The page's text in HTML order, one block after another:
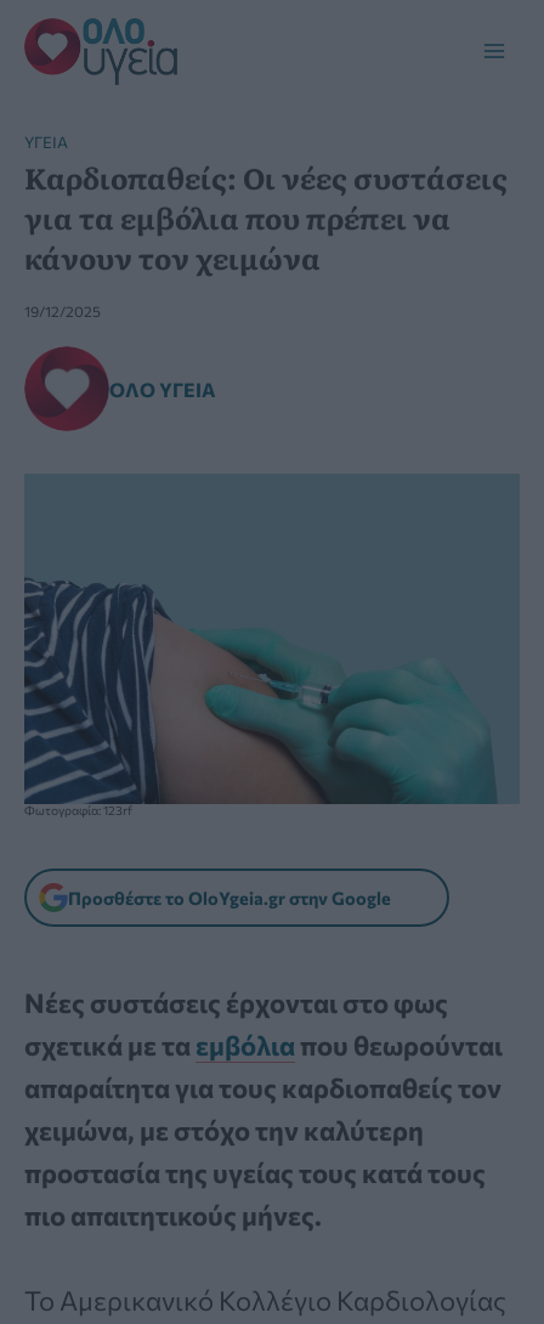
Μετάβαση
στο
περιεχόμενο
YΓΕΊΑ
Καρδιοπαθείς: Οι νέες συστάσεις
για τα εμβόλια που πρέπει να
κάνουν τον χειμώνα
19/12/2025
ΌΛΟ ΥΓΕΊΑ
Φωτογραφία: 123rf
Προσθέστε το OloYgeia.gr στην Google
Νέες συστάσεις έρχονται στο φως
σχετικά με τα εμβόλια που θεωρούνται
απαραίτητα για τους καρδιοπαθείς τον
χειμώνα, με στόχο την καλύτερη
προστασία της υγείας τους κατά τους
πιο απαιτητικούς μήνες.
Το Αμερικανικό Κολλέγιο Καρδιολογίας